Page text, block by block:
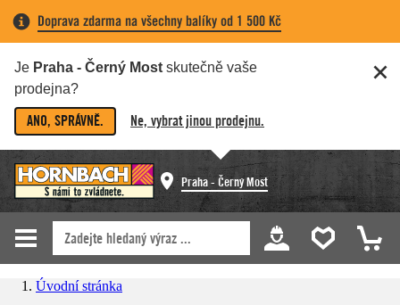
Doprava zdarma na všechny balíky od 1 500 Kč
Je Praha - Černý Most skutečně vaše
prodejna?
ANO, SPRÁVNĚ. Ne, vybrat jinou prodejnu.
Praha - Černý Most
Úvodní stránka